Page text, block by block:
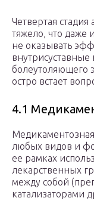
Четвертая стадия
тяжело, что
не оказывать
болеутоляющего
остро встает
4.1
любых видов и
ее рамках
лекарственных
между собой
катализаторами